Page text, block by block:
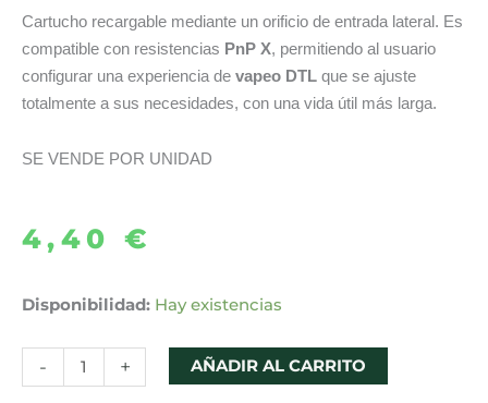
Cartucho recargable mediante un orificio de entrada lateral. Es
compatible con resistencias PnP X, permitiendo al usuario
configurar una experiencia de vapeo DTL que se ajuste
totalmente a sus necesidades, con una vida útil más larga.
SE VENDE POR UNIDAD
4,40 €
Disponibilidad: Hay existencias
-
CARTUCHO
PNP
X
+ AÑADIR AL CARRITO